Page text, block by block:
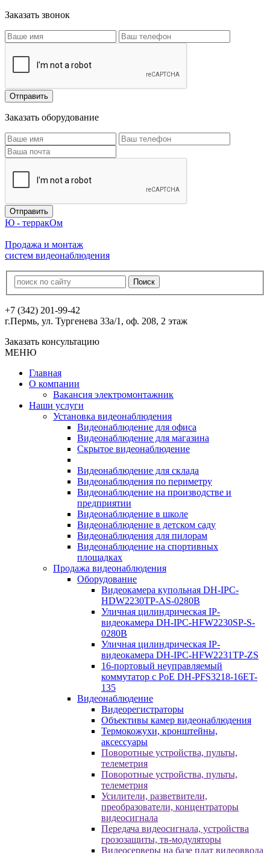
Заказать звонок
Заказать оборудование
Ю - терракОм
Продажа и монтаж
систем видеонаблюдения
+7 (342) 201-99-42
г.Пермь, ул. Тургенева 33а/1, оф. 208, 2 этаж
Заказать консультацию
МЕНЮ
Главная
О компании
Вакансия электромонтажник
Наши услуги
Установка видеонаблюдения
Видеонаблюдение для офиса
Видеонаблюдение для магазина
Скрытое видеонаблюдение
Видеонаблюдение для склада
Видеонаблюдения по периметру
Видеонаблюдение на производстве и
предприятии
Видеонаблюдение в школе
Видеонаблюдение в детском саду
Видеонаблюдения для пилорам
Видеонаблюдение на спортивных
площадках
Продажа видеонаблюдения
Оборудование
Видеокамера купольная DH-IPC-
HDW2230TP-AS-0280B
Уличная цилиндрическая IP-
видеокамера DH-IPC-HFW2230SP-S-
0280B
Уличная цилиндрическая IP-
видеокамера DH-IPC-HFW2231TP-ZS
16-портовый неуправляемый
коммутатор с РоЕ DH-PFS3218-16ET-
135
Видеонаблюдение
Видеорегистраторы
Объективы камер видеонаблюдения
Термокожухи, кронштейны,
аксессуары
Поворотные устройства, пульты,
телеметрия
Поворотные устройства, пульты,
телеметрия
Усилители, разветвители,
преобразователи, концентраторы
видеосигнала
Передача видеосигнала, устройства
грозозащиты, тв-модуляторы
Видеосерверы на базе плат видеоввода